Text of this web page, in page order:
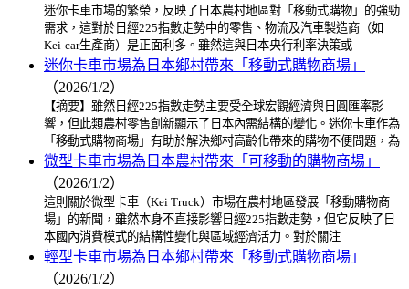
迷你卡車市場的繁榮，反映了日本農村地區對「移動式購物」的強勁
需求，這對於日經225指數走勢中的零售、物流及汽車製造商（如
Kei-car生產商）是正面利多。雖然這與日本央行利率決策或
迷你卡車市場為日本鄉村帶來「移動式購物商場」
（2026/1/2）
【摘要】雖然日經225指數走勢主要受全球宏觀經濟與日圓匯率影
響，但此類農村零售創新顯示了日本內需結構的變化。迷你卡車作為
「移動式購物商場」有助於解決鄉村高齡化帶來的購物不便問題，為
微型卡車市場為日本農村帶來「可移動的購物商場」
（2026/1/2）
這則關於微型卡車（Kei Truck）市場在農村地區發展「移動購物商
場」的新聞，雖然本身不直接影響日經225指數走勢，但它反映了日
本國內消費模式的結構性變化與區域經濟活力。對於關注
輕型卡車市場為日本鄉村帶來「移動式購物商場」
（2026/1/2）